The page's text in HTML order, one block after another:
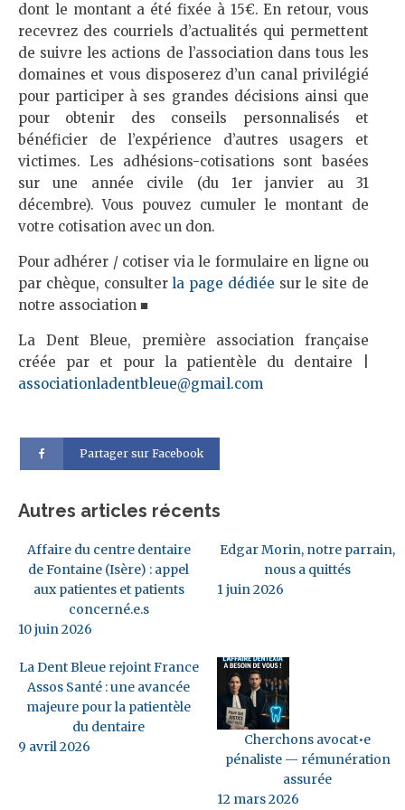
dont le montant a été fixée à 15€. En retour, vous
recevrez des courriels d’actualités qui permettent
de suivre les actions de l’association dans tous les
domaines et vous disposerez d’un canal privilégié
pour participer à ses grandes décisions ainsi que
pour obtenir des conseils personnalisés et
bénéficier de l’expérience d’autres usagers et
victimes. Les adhésions-cotisations sont basées
sur une année civile (du 1er janvier au 31
décembre). Vous pouvez cumuler le montant de
votre cotisation avec un don.
Pour adhérer / cotiser via le formulaire en ligne ou
par chèque, consulterla page dédiée sur le site de
notre association ■
La Dent Bleue, première association française
créée par et pour la patientèle du dentaire |
associationladentbleue@gmail.com
Partager sur Facebook
Autres articles récents
Affaire du centre dentaire
de Fontaine (Isère) : appel
aux patientes et patients
concerné.e.s
10 juin 2026
Edgar Morin, notre parrain,
nous a quittés
1 juin 2026
La Dent Bleue rejoint France
Assos Santé : une avancée
majeure pour la patientèle
du dentaire
9 avril 2026
Cherchons avocat•e
pénaliste — rémunération
assurée
12 mars 2026